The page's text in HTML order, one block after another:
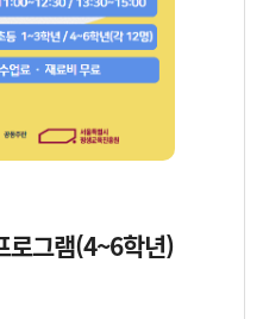
로그램(4~6학년)